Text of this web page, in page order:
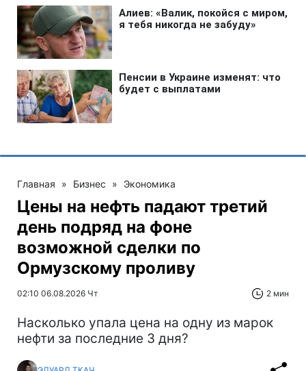
Главная » Бизнес » Экономика
Цены на нефть падают третий
день подряд на фоне
возможной сделки по
Ормузскому проливу
02:10 06.08.2026 Чт 2 мин
Насколько упала цена на одну из марок
нефти за последние 3 дня?